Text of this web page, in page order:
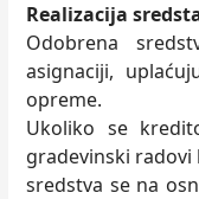
Realizacija
Odobrena
asignaciji,
opreme.
Ukoliko se
gradevinski radovi
sredstva se na